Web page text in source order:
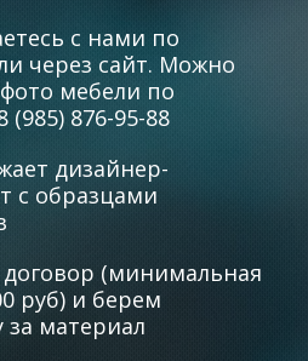
с нами по
через сайт. Можно
мебели по
(985) 876-95-88
дизайнер-
с образцами
(минимальная
руб) и берем
за материал